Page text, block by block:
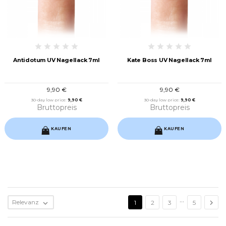
Antidotum UV Nagellack 7ml
9,90 €
30-day low price: 9,90 €
Bruttopreis
KAUFEN
Kate Boss UV Nagellack 7ml
9,90 €
30-day low price: 9,90 €
Bruttopreis
KAUFEN
Relevanz  1 2 3 … 5 